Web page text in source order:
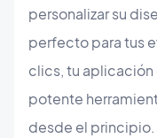
personalizar su
perfecto para tus
clics, tu aplicación
potente
desde el principio.